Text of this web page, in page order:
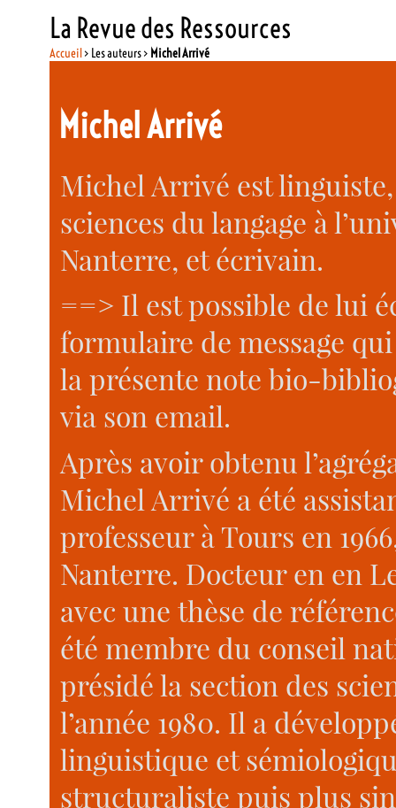
La Revue des Ressources
Accueil> Les auteurs > Michel Arrivé
Michel Arrivé
Michel Arrivé est
sciences du langage à
Nanterre, et écrivain.
==> Il est possible de lui
formulaire de message
la présente note bio-
via son email.
Après avoir obtenu
Michel Arrivé a été
professeur à Tours en
Nanterre. Docteur en en
avec une thèse de
été membre du conseil
présidé la section des
l’année 1980. Il a
linguistique et
structuraliste puis plus